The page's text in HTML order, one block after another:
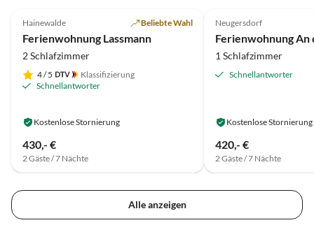
Hainewalde Beliebte Wahl
Ferienwohnung Lassmann
2 Schlafzimmer
4/ 5
Klassifizierung
Schnellantworter
Kostenlose Stornierung
430,- €
2 Gäste / 7 Nächte
Neugersdorf
1 Schlafzimmer
Schnellantworter
Kostenlose Stornierung
420,- €
2 Gäste / 7 Nächte
Alle anzeigen